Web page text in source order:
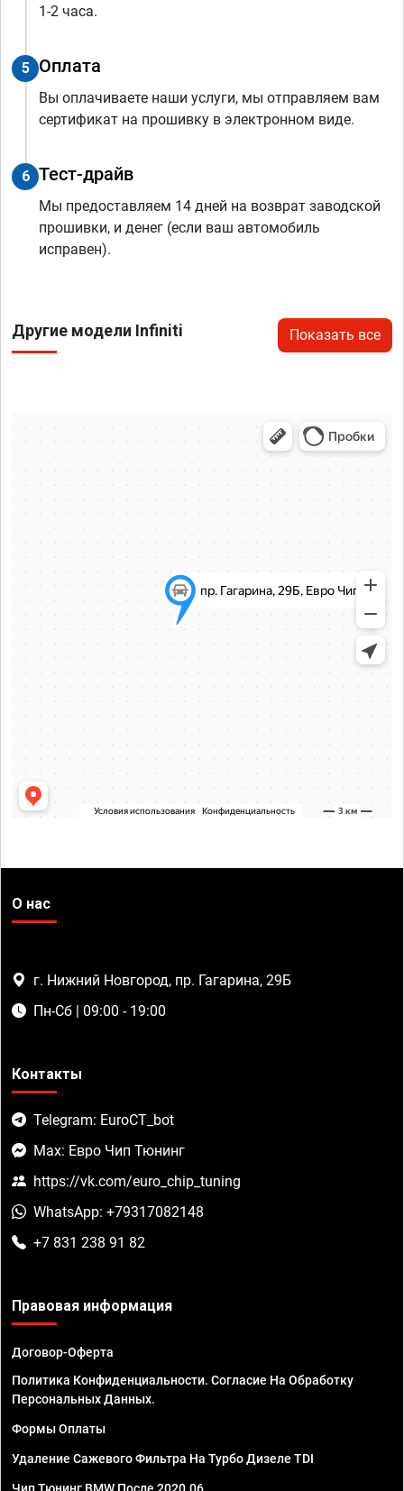
1-2 часа.
5 Оплата
Вы оплачиваете наши услуги, мы отправляем вам
сертификат на прошивку в электронном виде.
6 Тест-драйв
Мы предоставляем 14 дней на возврат заводской
прошивки, и денег (если ваш автомобиль
исправен).
Другие модели Infiniti Показать все
О нас
г. Нижний Новгород, пр. Гагарина, 29Б
Пн-Сб | 09:00 - 19:00
Контакты
Telegram: EuroCT_bot
Max: Евро Чип Тюнинг
https://vk.com/euro_chip_tuning
WhatsApp: +79317082148
+7 831 238 91 82
Правовая информация
Договор-Оферта
Политика Конфиденциальности. Согласие На Обработку
Персональных Данных.
Формы Оплаты
Удаление Сажевого Фильтра На Турбо Дизеле TDI